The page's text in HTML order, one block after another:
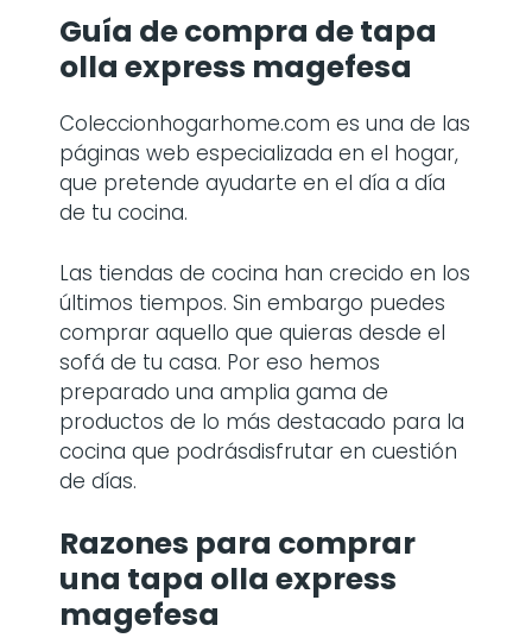
Guía de compra detapa
olla express magefesa
Coleccionhogarhome.com es una de las
páginas web especializada en el hogar,
que pretende ayudarte en el día a día
de tu cocina.
Las tiendas de cocina han crecido en los
últimos tiempos. Sin embargo puedes
comprar aquello que quieras desde el
sofá de tu casa. Por eso hemos
preparado una amplia gama de
productos de lo más destacado para la
cocina que podrásdisfrutar en cuestión
de días.
Razones para comprar
una tapa olla express
magefesa